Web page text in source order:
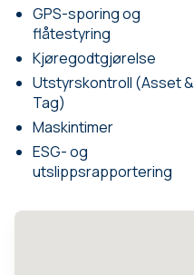
GPS-sporing og
flåtestyring
Kjøregodtgjørelse
Utstyrskontroll (Asset &
Tag)
Maskintimer
ESG- og
utslippsrapportering